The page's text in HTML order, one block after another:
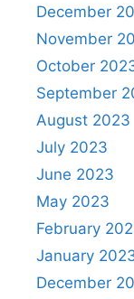
December
November
October
September
August 2023
July 2023
June 2023
May 2023
February
January
December